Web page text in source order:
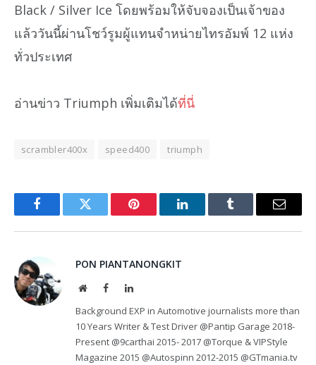
Black / Silver Ice โดยพร้อมให้จับจองเป็นเจ้าของ
แล้ววันนี้ผ่านโชว์รูมผู้แทนจำหน่ายไทรอัมพ์ 12 แห่ง
ทั่วประเทศ
อ่านข่าว Triumph เพิ่มเติมได้ที่นี่
scrambler400x speed400 triumph
FacebookTwitter Pinterest LinkedInTumblr Email
PON PIANTANONGKIT
WebsiteFacebookLinkedIn
Background EXP in Automotive journalists more than
10 Years Writer & Test Driver @Pantip Garage 2018-
Present @9carthai 2015- 2017 @Torque & VIPStyle
Magazine 2015 @Autospinn 2012-2015 @GTmania.tv